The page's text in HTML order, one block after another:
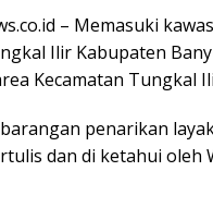
– Memasuki
Ilir Kabupaten
Kecamatan Tungkal
penarikan
dan di ketahui oleh